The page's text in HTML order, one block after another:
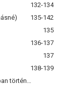
132-134
135-142
135
136-137
137
138-139